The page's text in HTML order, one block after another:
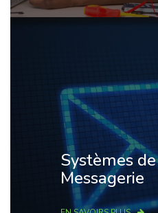
Systèmes de
Messagerie